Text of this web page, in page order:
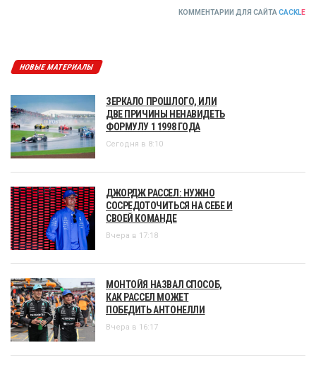
КОММЕНТАРИИ ДЛЯ САЙТА CACKLE
НОВЫЕ МАТЕРИАЛЫ
ЗЕРКАЛО ПРОШЛОГО, ИЛИ
ДВЕ ПРИЧИНЫ НЕНАВИДЕТЬ
ФОРМУЛУ 1 1998 ГОДА
Сегодня в 8:10
ДЖОРДЖ РАССЕЛ: НУЖНО
СОСРЕДОТОЧИТЬСЯ НА СЕБЕ И
СВОЕЙ КОМАНДЕ
Вчера в 17:18
МОНТОЙЯ НАЗВАЛ СПОСОБ,
КАК РАССЕЛ МОЖЕТ
ПОБЕДИТЬ АНТОНЕЛЛИ
Вчера в 16:17